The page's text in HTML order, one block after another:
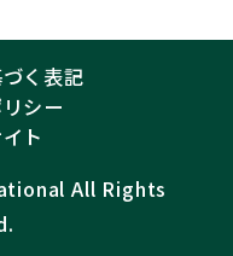
く表記
シー
ト
All Rights